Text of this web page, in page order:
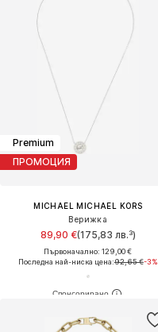
Premium
ПРОМОЦИЯ
MICHAEL MICHAEL KORS
Верижка
89,90 €(175,83 лв.³)
Първоначално: 129,00 €
Последна най-ниска цена:92,65 €-3%